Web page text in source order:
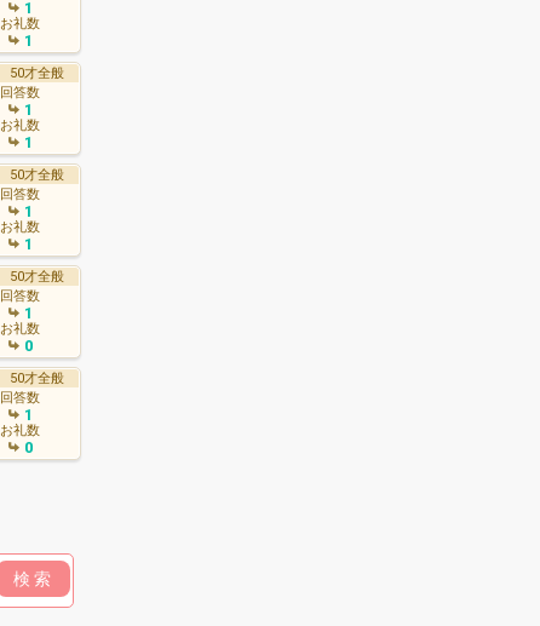
1
お礼数
1
50才全般
回答数
1
お礼数
1
50才全般
回答数
1
お礼数
1
50才全般
回答数
1
お礼数
0
50才全般
回答数
1
お礼数
0
検索